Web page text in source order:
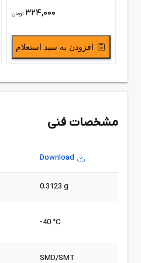
324,000 تومان
افزودن به سبد استعلام
مشخصات فنی
Download
0.3123 g
-40 °C
SMD/SMT